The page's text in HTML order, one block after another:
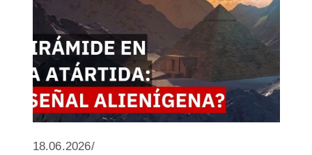
18.06.2026/